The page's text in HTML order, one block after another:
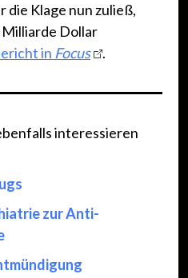
die Klage nun zuließ,
Dollar
in Focus .
interessieren
zur Anti-